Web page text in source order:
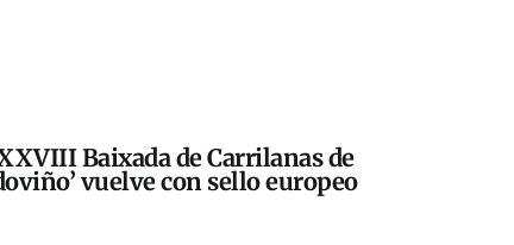
Baixada de Carrilanas de
vuelve con sello europeo